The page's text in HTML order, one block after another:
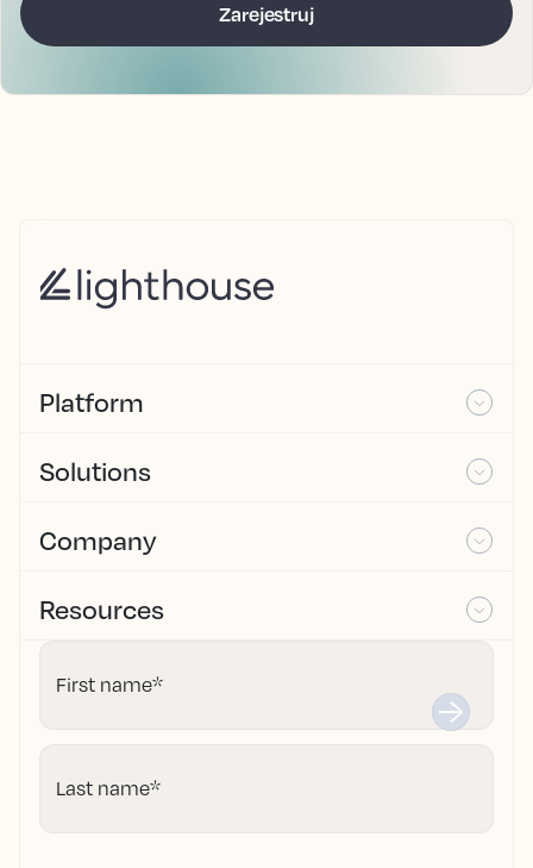
Platform
Solutions
Company
Resources
First name*
Last name*